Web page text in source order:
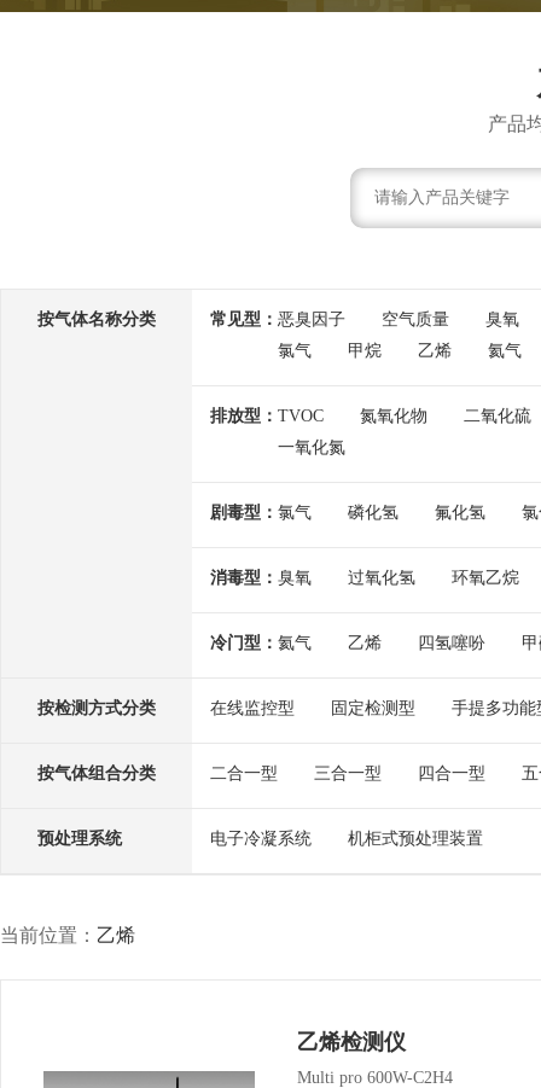
产品
按气体名称分类 常见型： 恶臭因子 空气质量
臭氧
氯气
甲烷 乙烯 氦气
排放型： TVOC 氮氧化物
二氧化硫
一氧化氮
剧毒型： 氯气 磷化氢 氟化氢
消毒型： 臭氧 过氧化氢 环氧乙烷
冷门型： 氦气 乙烯 四氢噻吩
按检测方式分类 在线监控型 固定检测型 手提多功能
按气体组合分类 二合一型 三合一型 四合一型
预处理系统 电子冷凝系统 机柜式预处理装置
当前位置： 乙烯
乙烯检测仪
Multi pro 600W-C2H4